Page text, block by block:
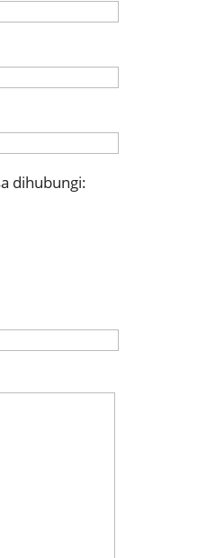
dihubungi: